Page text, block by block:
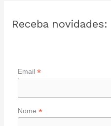
Receba novidades:
Email *
Nome *